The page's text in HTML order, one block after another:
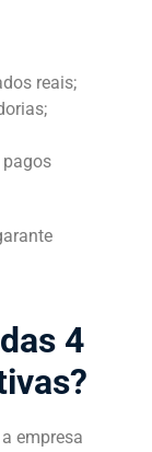
reais;
4
empresa